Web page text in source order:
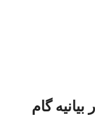
گام